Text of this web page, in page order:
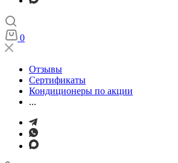
0
Отзывы
Сертификаты
Кондиционеры по акции
...